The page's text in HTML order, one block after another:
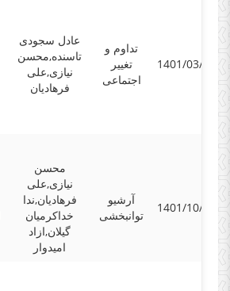
عادل سجودی
تاسنده,محسن
نیازی,علی
فرهادیان
تداوم و
تغییر
اجتماعی
1401/03/08
محسن
نیازی,علی
فرهادیان,ندا
خداکرمیان
گیلان,ازاد
امیدوار
آرشیو
توانبخشی
1401/10/11